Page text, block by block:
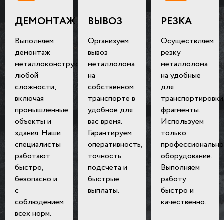
ДЕМОНТАЖ
Выполняем
демонтаж
металлоконструкций
любой
сложности,
включая
промышленные
объекты и
здания. Наши
специалисты
работают
быстро,
безопасно и
с
соблюдением
всех норм.
ВЫВОЗ
Организуем
вывоз
металлолома
на
собственном
транспорте в
удобное для
вас время.
Гарантируем
оперативность,
точность
подсчета и
быстрые
выплаты.
РЕЗКА
Осуществляем
резку
металлолома
на удобные
для
транспортировки
фрагменты.
Используем
только
оборудование.
Выполняем
работу
быстро и
качественно.